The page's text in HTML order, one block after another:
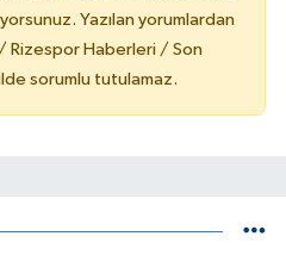
Yazılan yorumlardan
Rizespor Haberleri / Son
sorumlu tutulamaz.